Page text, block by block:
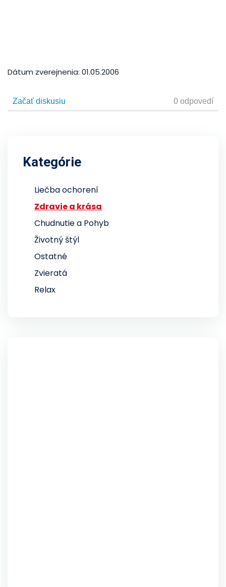
Dátum zverejnenia: 01.05.2006
Kategórie
Liečba ochorení
Zdravie a krása
Chudnutie a Pohyb
Životný štýl
Ostatné
Zvieratá
Relax